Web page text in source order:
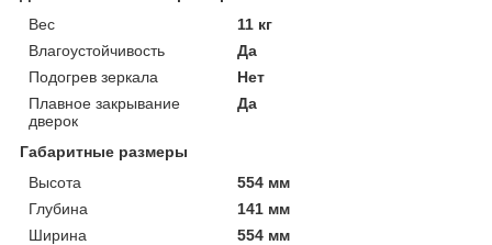
Вес
11 кг
Влагоустойчивость
Да
Подогрев зеркала
Нет
Плавное закрывание
дверок
Да
Габаритные размеры
Высота
554 мм
Глубина
141 мм
Ширина
554 мм